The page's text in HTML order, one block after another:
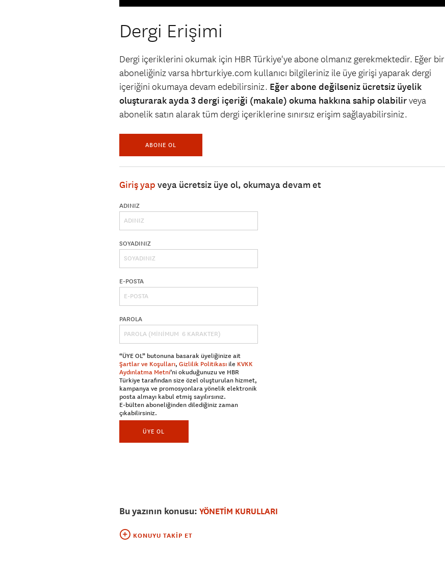
Dergi Erişimi
Dergi içeriklerini okumak için HBR Türkiye'ye abone olmanız gerekmektedir. Eğer bir
aboneliğiniz varsa hbrturkiye.com kullanıcı bilgileriniz ile üye girişi yaparak dergi
içeriğini okumaya devam edebilirsiniz. Eğer abone değilseniz ücretsiz üyelik
oluşturarak ayda 3 dergi içeriği (makale) okuma hakkına sahip olabilirveya
abonelik satın alarak tüm dergi içeriklerine sınırsız erişim sağlayabilirsiniz.
ABONE OL
Giriş yap veya ücretsiz üye ol, okumaya devam et
ADINIZ
SOYADINIZ
E-POSTA
PAROLA
“ÜYE OL” butonuna basarak üyeliğinize ait
Şartlar ve Koşulları, Gizlilik Politikası ile KVKK
Aydınlatma Metni’ni okuduğunuzu ve HBR
Türkiye tarafından size özel oluşturulan hizmet,
kampanya ve promosyonlara yönelik elektronik
posta almayı kabul etmiş sayılırsınız.
E-bülten aboneliğinden dilediğiniz zaman
çıkabilirsiniz.
ÜYE OL
Bu yazının konusu: YÖNETİM KURULLARI
KONUYU TAKIP ET